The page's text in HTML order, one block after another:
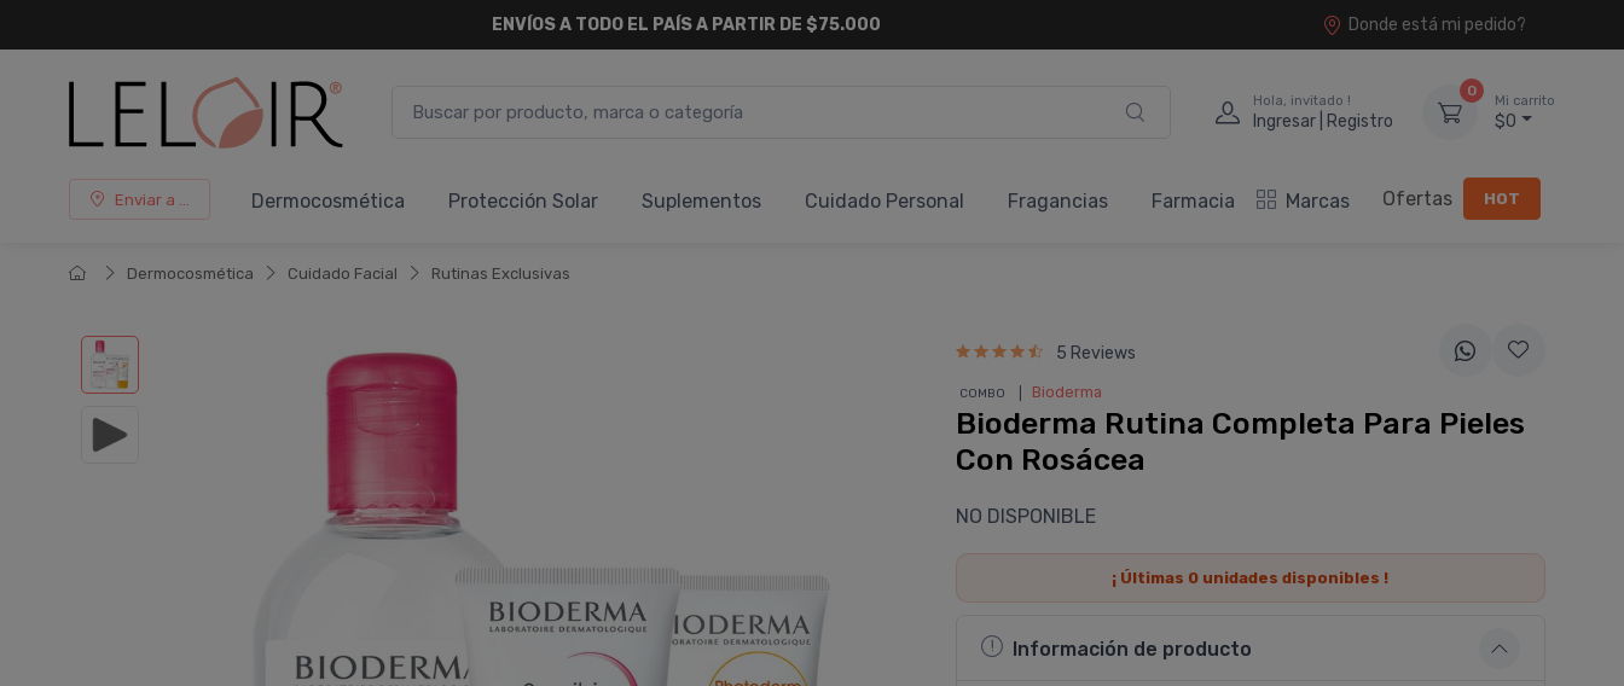
¡ HASTA 6 CUOTAS SIN INTERÉSY 18 CUOTAS FIJAS !
Donde está mi pedido?
Hola, invitado !
Ingresar | Registro
0
Mi carrito
$0
Enviar a ... Dermocosmética Protección Solar Suplementos Cuidado Personal Fragancias Farmacia Marcas Ofertas HOT
Dermocosmética Cuidado Facial Rutinas Exclusivas
5 Reviews
COMBO Bioderma
Bioderma Rutina Completa Para Pieles
Con Rosácea
NO DISPONIBLE
¡ Últimas 0 unidades disponibles !
Información de producto